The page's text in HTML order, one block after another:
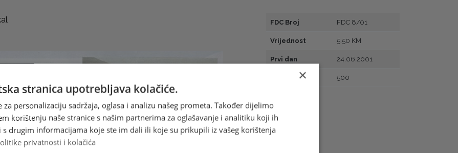
FDC Broj FDC 8/01
Vrijednost 5.50 KM
Prvi dan 24.06.2001
500
×
stranica upotrebljava kolačiće.
za personalizaciju sadržaja, oglasa i analizu našeg prometa. Također dijelimo
korištenju naše stranice s našim partnerima za oglašavanje i analitiku koji ih
drugim informacijama koje ste im dali ili koje su prikupili iz vašeg korištenja
privatnosti i kolačića